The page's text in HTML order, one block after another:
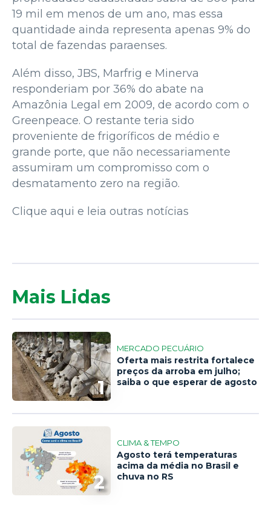
19 mil em menos de um ano, mas essa
quantidade ainda representa apenas 9% do
total de fazendas paraenses.
Além disso, JBS, Marfrig e Minerva
responderiam por 36% do abate na
Amazônia Legal em 2009, de acordo com o
Greenpeace. O restante teria sido
proveniente de frigoríficos de médio e
grande porte, que não necessariamente
assumiram um compromisso com o
desmatamento zero na região.
Clique aqui e leia outras notícias
Mais Lidas
1
MERCADO PECUÁRIO
Oferta mais restrita fortalece
preços da arroba em julho;
saiba o que esperar de agosto
2
CLIMA & TEMPO
Agosto terá temperaturas
acima da média no Brasil e
chuva no RS